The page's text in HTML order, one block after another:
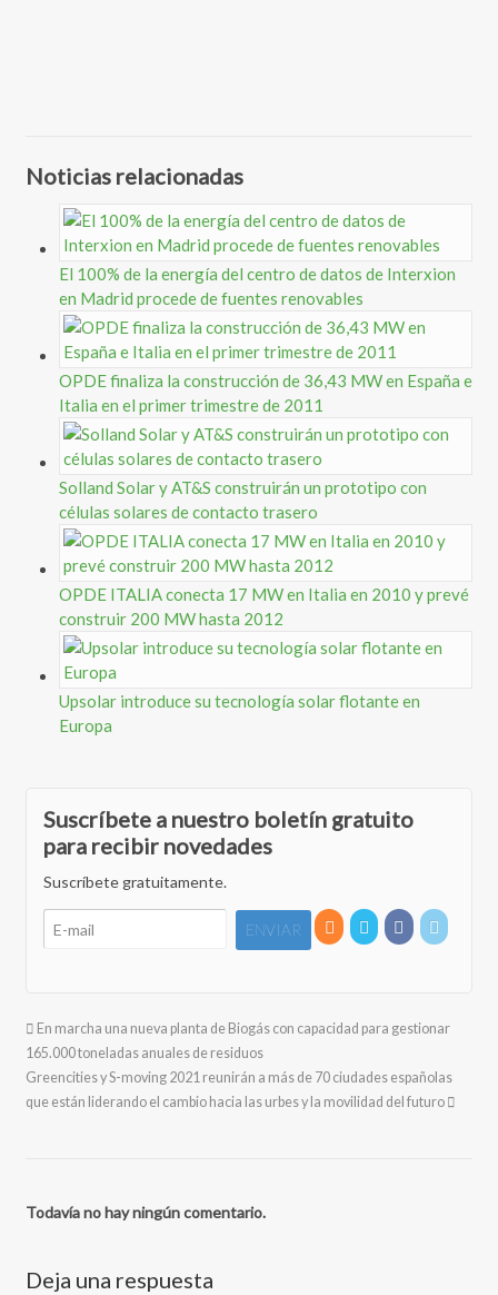
Noticias relacionadas
El 100% de la energía del centro de datos de Interxion
en Madrid procede de fuentes renovables
OPDE finaliza la construcción de 36,43 MW en España e
Italia en el primer trimestre de 2011
Solland Solar y AT&S construirán un prototipo con
células solares de contacto trasero
OPDE ITALIA conecta 17 MW en Italia en 2010 y prevé
construir 200 MW hasta 2012
Upsolar introduce su tecnología solar flotante en
Europa
Suscríbete a nuestro boletín gratuito
para recibir novedades
Suscríbete gratuitamente.
En marcha una nueva planta de Biogás con capacidad para gestionar
165.000 toneladas anuales de residuos
Greencities y S-moving 2021 reunirán a más de 70 ciudades españolas
que están liderando el cambio hacia las urbes y la movilidad del futuro
Todavía no hay ningún comentario.
Deja una respuesta